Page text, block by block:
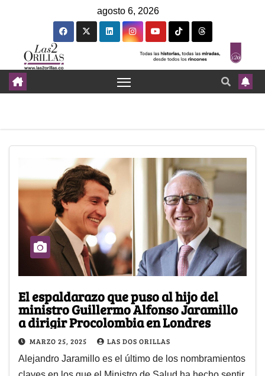
agosto 6, 2026
El espaldarazo que puso al hijo del
ministro Guillermo Alfonso Jaramillo
a dirigir Procolombia en Londres
MARZO 25, 2025 LAS DOS ORILLAS
Alejandro Jaramillo es el último de los nombramientos